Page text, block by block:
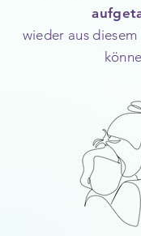
wieder aus diesem